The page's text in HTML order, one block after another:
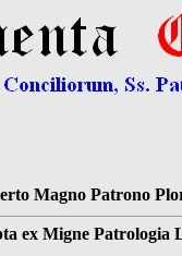
Magno Patrono
Patrologia